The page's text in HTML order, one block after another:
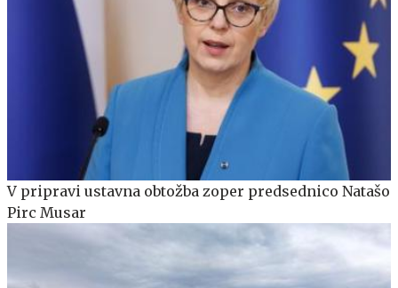
V pripravi ustavna obtožba zoper predsednico Natašo
Pirc Musar